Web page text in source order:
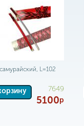
L=102
7649
5100р